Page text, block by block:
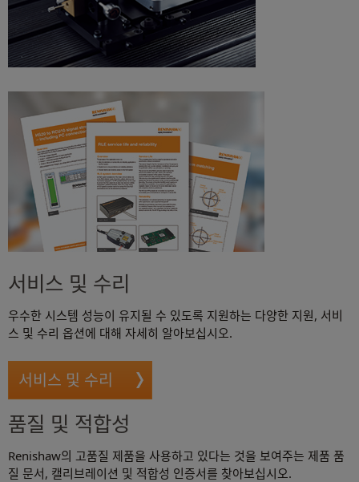
서비스 및 수리
우수한 시스템 성능이 유지될 수 있도록 지원하는 다양한 지원, 서비
스 및 수리 옵션에 대해 자세히 알아보십시오.
서비스 및 수리
품질 및 적합성
Renishaw의 고품질 제품을 사용하고 있다는 것을 보여주는 제품 품
질 문서, 캘리브레이션 및 적합성 인증서를 찾아보십시오.